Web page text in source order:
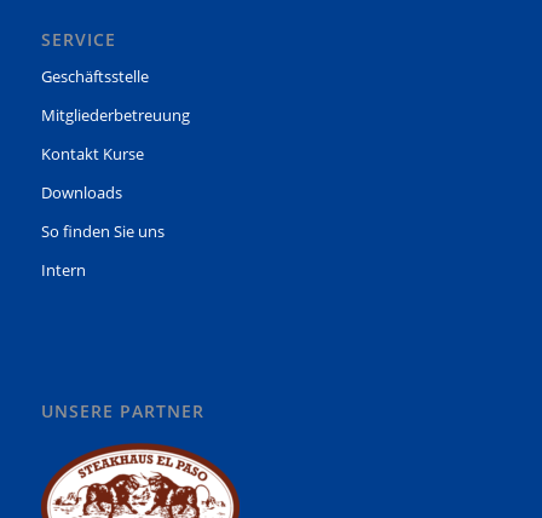
SERVICE
Geschäftsstelle
Mitgliederbetreuung
Kontakt Kurse
Downloads
So finden Sie uns
Intern
UNSERE PARTNER